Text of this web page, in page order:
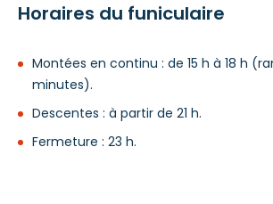
Horaires du funiculaire
Montées en continu : de 15 h à 18 h
minutes).
Descentes : à partir de 21 h.
Fermeture : 23 h.